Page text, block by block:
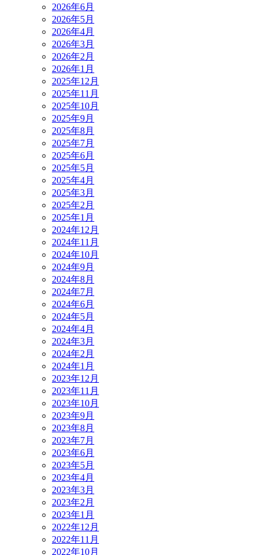
2026年6月
2026年5月
2026年4月
2026年3月
2026年2月
2026年1月
2025年12月
2025年11月
2025年10月
2025年9月
2025年8月
2025年7月
2025年6月
2025年5月
2025年4月
2025年3月
2025年2月
2025年1月
2024年12月
2024年11月
2024年10月
2024年9月
2024年8月
2024年7月
2024年6月
2024年5月
2024年4月
2024年3月
2024年2月
2024年1月
2023年12月
2023年11月
2023年10月
2023年9月
2023年8月
2023年7月
2023年6月
2023年5月
2023年4月
2023年3月
2023年2月
2023年1月
2022年12月
2022年11月
2022年10月